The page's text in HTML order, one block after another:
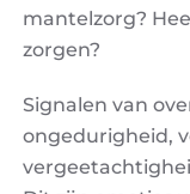
mantelzorg?
zorgen?
Signalen van
ongedurigheid,